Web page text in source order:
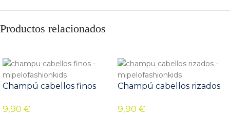
Productos relacionados
Champú cabellos finos
9,90 €
Champú cabellos rizados
9,90 €